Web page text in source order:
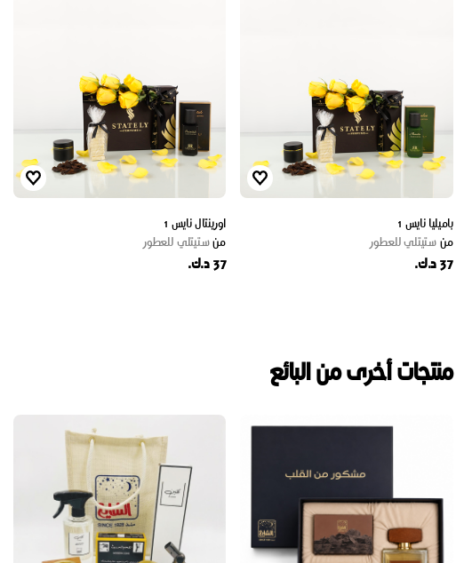
باميليا نايس 1
من ستيتلي للعطور
37 د.ك.
اورينتال نايس 1
منستيتلي للعطور
37 د.ك.
منتجات أخرى من البائع